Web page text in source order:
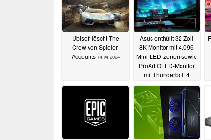
Ubisoft löscht The
Crew von Spieler-
Accounts 14.04.2024
Asus enthüllt 32 Zoll
8K-Monitor mit 4.096
Mini-LED-Zonen sowie
ProArt OLED-Monitor
mit Thunderbolt 4
12.04.2024